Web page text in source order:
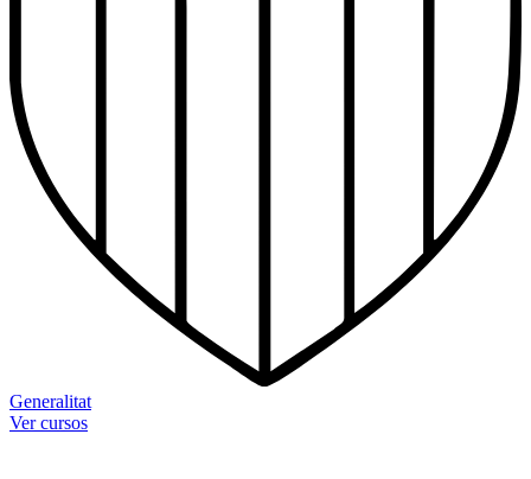
Generalitat
Ver cursos